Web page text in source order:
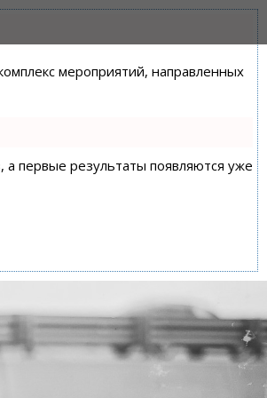
мероприятий, направленных
а первые результаты появляются уже